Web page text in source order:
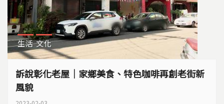
生活 文化
訴說彰化老屋｜家鄉美食、特色咖啡再創老街新
風貌